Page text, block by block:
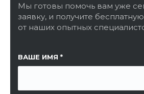
Мы готовы помочь вам уже
заявку, и получите
от наших опытных
ВАШЕ ИМЯ
ССЫЛКА НА СТРАНИЦУ